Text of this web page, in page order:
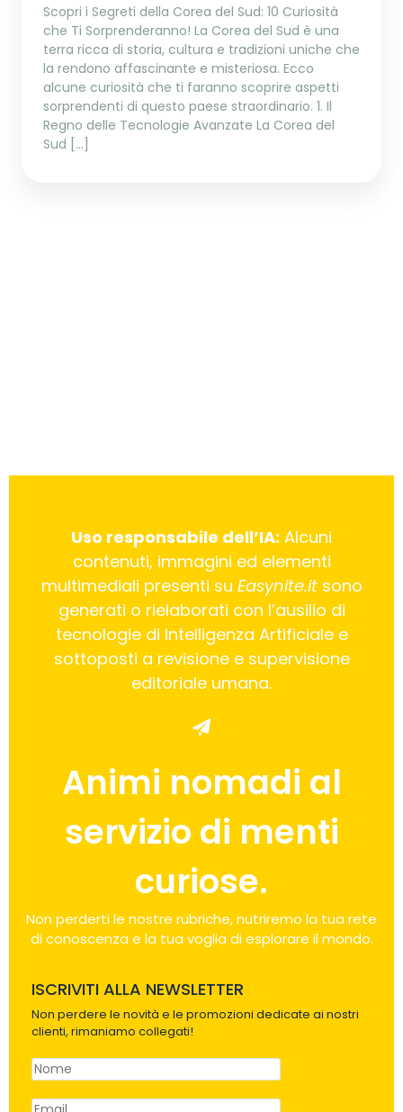
Scopri i Segreti della Corea del Sud: 10 Curiosità
che Ti Sorprenderanno! La Corea del Sud è una
terra ricca di storia, cultura e tradizioni uniche che
la rendono affascinante e misteriosa. Ecco
alcune curiosità che ti faranno scoprire aspetti
sorprendenti di questo paese straordinario. 1. Il
Regno delle Tecnologie Avanzate La Corea del
Sud […]
Uso responsabile dell’IA: Alcuni
contenuti, immagini ed elementi
multimediali presenti su Easynite.itsono
generati o rielaborati con l’ausilio di
tecnologie di Intelligenza Artificiale e
sottoposti a revisione e supervisione
editoriale umana.
Animi nomadi al
servizio di menti
curiose.
Non perderti le nostre rubriche, nutriremo la tua rete
di conoscenza e la tua voglia di esplorare il mondo.
ISCRIVITI ALLA NEWSLETTER
Non perdere le novità e le promozioni dedicate ai nostri
clienti, rimaniamo collegati!